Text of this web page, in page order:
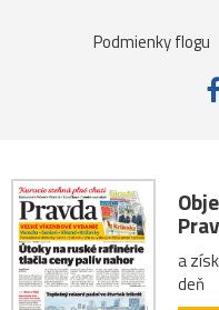
Podmienky flogu
a
deň